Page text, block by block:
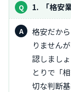
1 「格安
格安だからといって必ず手抜きということはあ
りません
認しまし
とりで「
切な判断基